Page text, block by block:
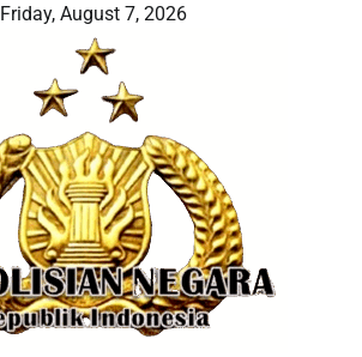
Friday, August 7, 2026